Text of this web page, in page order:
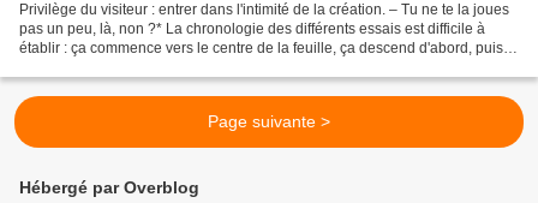
Privilège du visiteur : entrer dans l'intimité de la création. – Tu ne te la joues
pas un peu, là, non ?* La chronologie des différents essais est difficile à
établir : ça commence vers le centre de la feuille, ça descend d'abord, puis
Page suivante >
Hébergé par Overblog